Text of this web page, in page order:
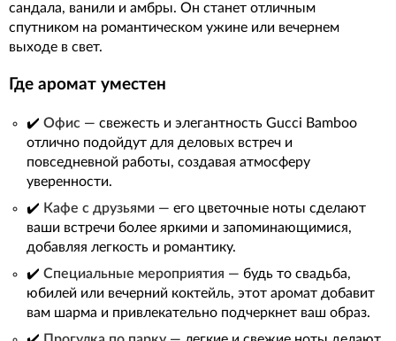
сандала, ванили и амбры. Он станет отличным
спутником на романтическом ужине или вечернем
выходе в свет.
Где аромат уместен
✔️ Офис — свежесть и элегантность Gucci Bamboo
отлично подойдут для деловых встреч и
повседневной работы, создавая атмосферу
уверенности.
✔️ Кафе с друзьями — его цветочные ноты сделают
ваши встречи более яркими и запоминающимися,
добавляя легкость и романтику.
✔️ Специальные мероприятия — будь то свадьба,
юбилей или вечерний коктейль, этот аромат добавит
вам шарма и привлекательно подчеркнет ваш образ.